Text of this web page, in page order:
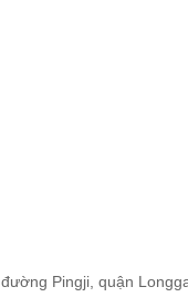
Pingji, quận